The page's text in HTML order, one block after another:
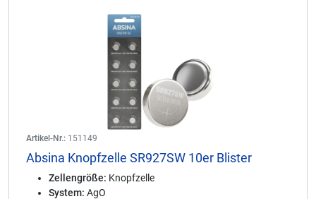
Artikel-Nr.: 151149
Absina Knopfzelle SR927SW 10er Blister
Zellengröße: Knopfzelle
System: AgO